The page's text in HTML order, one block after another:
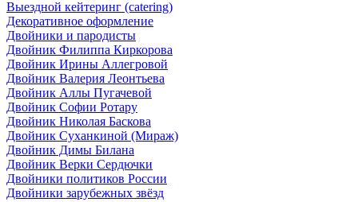
Выездной кейтеринг (catering)
Декоративное оформление
Двойники и пародисты
Двойник Филиппа Киркорова
Двойник Ирины Аллегровой
Двойник Валерия Леонтьева
Двойник Аллы Пугачевой
Двойник Софии Ротару
Двойник Николая Баскова
Двойник Суханкиной (Мираж)
Двойник Димы Билана
Двойник Верки Сердючки
Двойники политиков России
Двойники зарубежных звёзд